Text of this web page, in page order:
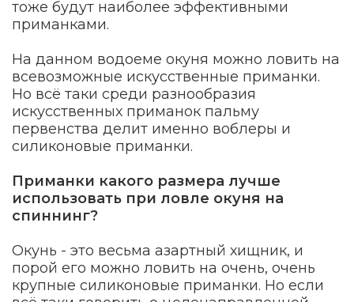
тоже будут наиболее эффективными
приманками.
На данном водоеме окуня можно ловить на
всевозможные искусственные приманки.
Но всё таки среди разнообразия
искусственных приманок пальму
первенства делит именно воблеры и
силиконовые приманки.
Приманки какого размера лучше
использовать при ловле окуня на
спиннинг?
Окунь - это весьма азартный хищник, и
порой его можно ловить на очень, очень
крупные силиконовые приманки. Но если